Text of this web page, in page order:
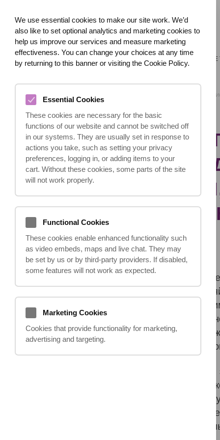
ГЛАВНАЯ ЧТО СЛУЧИЛОСЬ? СЕРЬЕЗНЫЕ
ИСКИ О
ФЕРМЕ:
ОШИБКИ И
05.11.2024
Несмотря на все усилия по
в Великобритании. Фермерские
тяжелой техникой и заканчивая
применяются новые технологии и
остаётся высоким. По статистике,
за компенсацией, чтобы покрыть
Однако, подача иска о
добиться выплаты компенсации
достаточные доказательства, а в
стать препятствием на пути к
когда компенсация может быть
We use essential cookies to make our site work. We’d
also like to set optional analytics and marketing cookies to
help us improve our services and measure marketing
effectiveness. You can change your choices at any time
by returning to this banner or visiting the Cookie Policy.
Essential Cookies
These cookies are necessary for the basic
functions of our website and cannot be switched off
in our systems. They are usually set in response to
actions you take, such as setting your privacy
preferences, logging in, or adding items to your
cart. Without these cookies, some parts of the site
will not work properly.
Functional Cookies
These cookies enable enhanced functionality such
as video embeds, maps and live chat. They may
be set by us or by third‑party providers. If disabled,
some features will not work as expected.
Marketing Cookies
Cookies that provide functionality for marketing,
advertising and targeting.